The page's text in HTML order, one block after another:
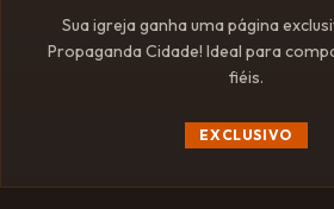
Sua igreja ganha uma página
Propaganda Cidade! Ideal para
fiéis.
EXCLUSIVO